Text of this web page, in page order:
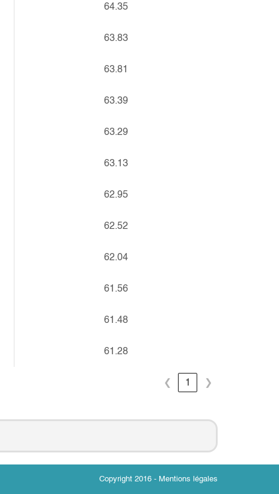
64.35
63.83
63.81
63.39
63.29
63.13
62.95
62.52
62.04
61.56
61.48
61.28
❮ 1 ❯
Copyright 2016 - Mentions légales